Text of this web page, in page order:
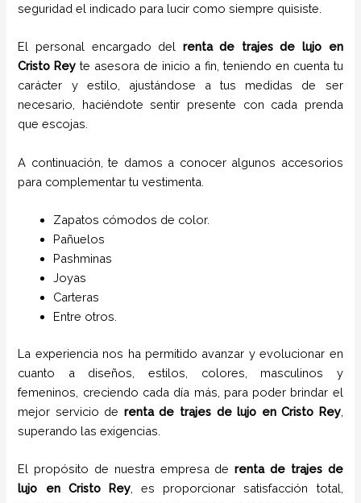
seguridad el indicado para lucir como siempre quisiste.
El personal encargado del renta de trajes de lujoen
Cristo Rey te asesora de inicio a fin, teniendo en cuenta tu
carácter y estilo, ajustándose a tus medidas de ser
necesario, haciéndote sentir presente con cada prenda
que escojas.
A continuación, te damos a conocer algunos accesorios
para complementar tu vestimenta.
Zapatos cómodos de color.
Pañuelos
Pashminas
Joyas
Carteras
Entre otros.
La experiencia nos ha permitido avanzar y evolucionar en
cuanto a diseños, estilos, colores, masculinos y
femeninos, creciendo cada día más, para poder brindar el
mejor servicio de renta de trajes de lujo enCristo Rey,
superando las exigencias.
El propósito de nuestra empresa derenta de trajes de
lujo
en Cristo Rey, es proporcionar satisfacción total,